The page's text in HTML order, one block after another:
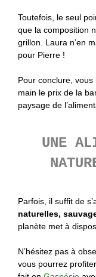
Toutefois, le seul
que la composition
grillon. Laura n’en
pour Pierre !
Pour conclure, vous
main le prix de la
paysage de
UNE
Parfois, il suffit de
naturelles,
planète met à
N’hésitez pas à
vous pourrez